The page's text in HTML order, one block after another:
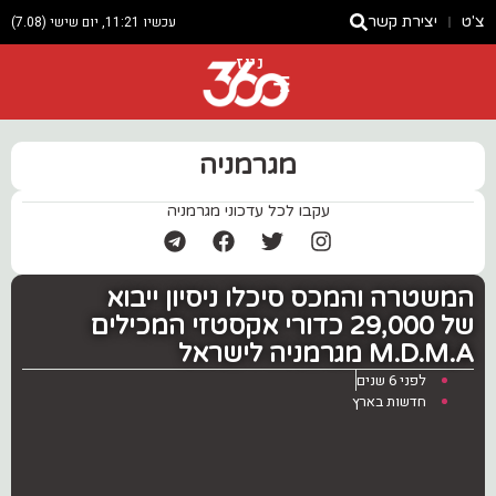
צ'ט יצירת קשר עכשיו 11:21, יום שישי (7.08)
ניוז
מגרמניה
עקבו לכל עדכוני מגרמניה
המשטרה והמכס סיכלו ניסיון ייבוא
של 29,000 כדורי אקסטזי המכילים
M.D.M.A מגרמניה לישראל
לפני 6 שנים
חדשות בארץ